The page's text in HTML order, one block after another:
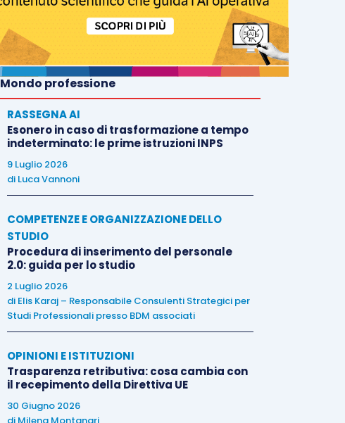
Mondo professione
RASSEGNA AI
Esonero in caso di trasformazione a tempo
indeterminato: le prime istruzioni INPS
9 Luglio 2026
di Luca Vannoni
COMPETENZE E ORGANIZZAZIONE DELLO
STUDIO
Procedura di inserimento del personale
2.0: guida per lo studio
2 Luglio 2026
di Elis Karaj – Responsabile Consulenti Strategici per
Studi Professionali presso BDM associati
OPINIONI E ISTITUZIONI
Trasparenza retributiva: cosa cambia con
il recepimento della Direttiva UE
30 Giugno 2026